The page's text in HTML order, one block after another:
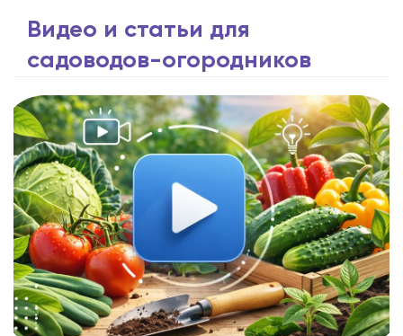
Видео и статьи для
садоводов-огородников